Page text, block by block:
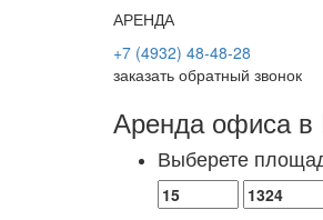
АРЕНДА
+7 (4932) 48-48-28
заказать обратный звонок
Аренда офиса в
Выберете